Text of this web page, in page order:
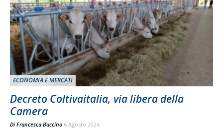
ECONOMIA E MERCATI
Decreto Coltivaitalia, via libera della
Camera
Di Francesca Baccino 6 Agosto 2026